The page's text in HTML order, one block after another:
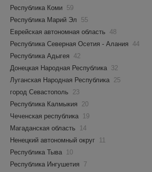
Республика Коми 59
Республика Марий Эл
55
Еврейская автономная область 48
Республика Северная Осетия - Алания 44
Республика Адыгея 42
Донецкая Народная Республика 32
Луганская Народная Республика 25
город Севастополь
23
Республика Калмыкия
20
Чеченская республика
19
Магаданская область
14
Ненецкий автономный округ
11
Республика Тыва
10
Республика Ингушетия
7